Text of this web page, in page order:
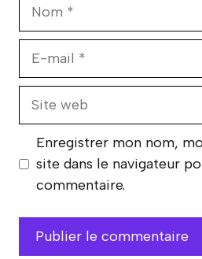
Enregistrer mon nom,
site dans le navigateur
commentaire.